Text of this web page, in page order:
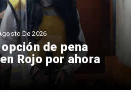
de pena
Rojo por ahora
De 2026